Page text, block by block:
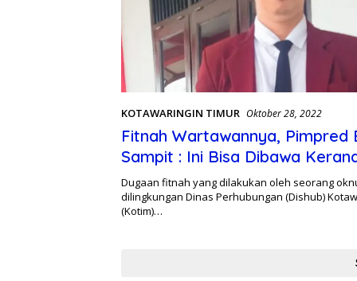
KOTAWARINGIN TIMUR Oktober 28, 2022
Fitnah Wartawannya, Pimpred
Sampit : Ini Bisa Dibawa
Dugaan fitnah yang dilakukan oleh seorang
dilingkungan Dinas Perhubungan (Dishub)
(Kotim)…